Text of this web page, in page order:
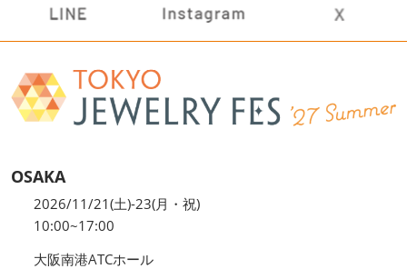
OSAKA
2026/11/21(土)-23(月・祝)
10:00~17:00
大阪南港ATCホール